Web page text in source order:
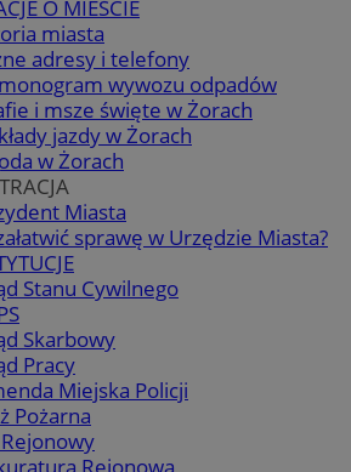
O MIEŚCIE
miasta
adresy i telefony
wywozu odpadów
i msze święte w Żorach
jazdy w Żorach
w Żorach
Miasta
sprawę w Urzędzie Miasta?
Stanu Cywilnego
Skarbowy
Pracy
Miejska Policji
Pożarna